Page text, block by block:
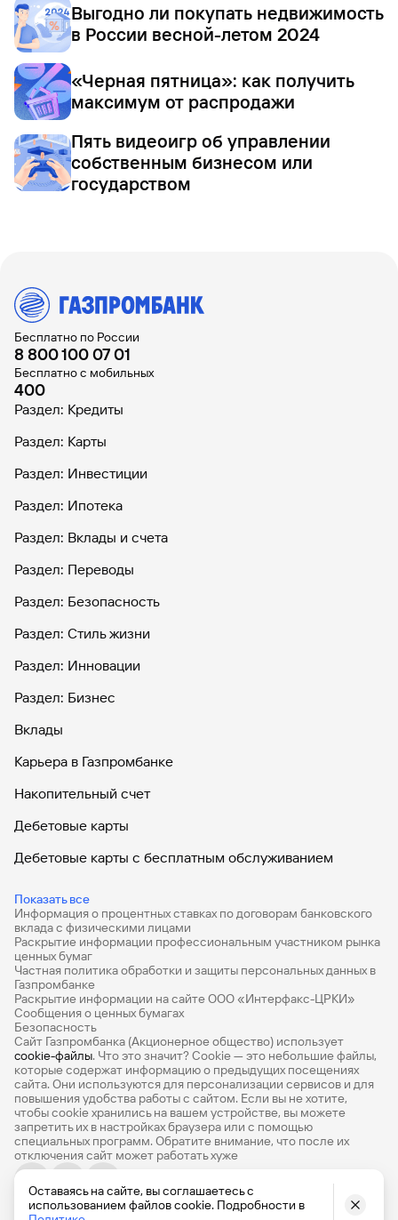
Выгодно ли покупать недвижимость
в России весной-летом 2024
«Черная пятница»: как получить
максимум от распродажи
Пять видеоигр об управлении
собственным бизнесом или
государством
Бесплатно по России
8 800 100 07 01
Бесплатно с мобильных
400
Раздел: Кредиты
Раздел: Карты
Раздел: Инвестиции
Раздел: Ипотека
Раздел: Вклады и счета
Раздел: Переводы
Раздел: Безопасность
Раздел: Стиль жизни
Раздел: Инновации
Раздел: Бизнес
Вклады
Карьера в Газпромбанке
Накопительный счет
Дебетовые карты
Дебетовые карты с бесплатным обслуживанием
Показать все
Банковские вклады на 3 месяца
Вклады с высоким процентом
Калькулятор вкладов
Виртуальные карты
Премиум
РКО
Ипотечный калькулятор
Кредитный калькулятор
Про Финансы
База знаний
Информация о процентных ставках по договорам банковского
вклада с физическими лицами
Раскрытие информации профессиональным участником рынка
ценных бумаг
Частная политика обработки и защиты персональных данных в
Газпромбанке
Раскрытие информации на сайте ООО «Интерфакс-ЦРКИ»
Сообщения о ценных бумагах
Безопасность
Сайт Газпромбанка (Акционерное общество) использует
cookie-файлы. Что это значит? Сookie — это небольшие файлы,
которые содержат информацию о предыдущих посещениях
сайта. Они используются для персонализации сервисов и для
повышения удобства работы с сайтом. Если вы не хотите,
чтобы сookie хранились на вашем устройстве, вы можете
запретить их в настройках браузера или с помощью
специальных программ. Обратите внимание, что после их
отключения сайт может работать хуже
© 1990-2026, Банк ГПБ (АО) Генеральная лицензия Банка
Оставаясь на сайте, вы соглашаетесь с
использованием файлов cookie. Подробности в